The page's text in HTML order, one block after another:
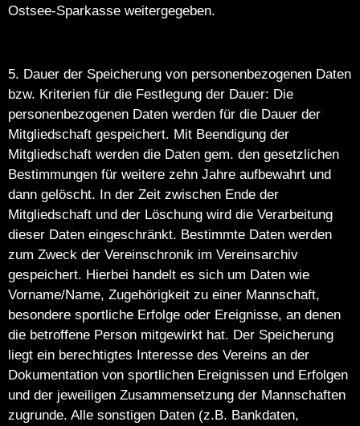
Ostsee-Sparkasse weitergegeben.
5. Dauer der Speicherung von personenbezogenen Daten
bzw. Kriterien für die Festlegung der Dauer: Die
personenbezogenen Daten werden für die Dauer der
Mitgliedschaft gespeichert. Mit Beendigung der
Mitgliedschaft werden die Daten gem. den gesetzlichen
Bestimmungen für weitere zehn Jahre aufbewahrt und
dann gelöscht. In der Zeit zwischen Ende der
Mitgliedschaft und der Löschung wird die Verarbeitung
dieser Daten eingeschränkt. Bestimmte Daten werden
zum Zweck der Vereinschronik im Vereinsarchiv
gespeichert. Hierbei handelt es sich um Daten wie
Vorname/Name, Zugehörigkeit zu einer Mannschaft,
besondere sportliche Erfolge oder Ereignisse, an denen
die betroffene Person mitgewirkt hat. Der Speicherung
liegt ein berechtigtes Interesse des Vereins an der
Dokumentation von sportlichen Ereignissen und Erfolgen
und der jeweiligen Zusammensetzung der Mannschaften
zugrunde. Alle sonstigen Daten (z.B. Bankdaten,